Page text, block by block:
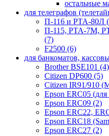
остальные
для телеграфов
П-116 и РТА-80Л
П-115, РТА-7М,
(7)
F2500 (6)
для банкоматов,
Brother BSE101 (4)
Citizen DP600 (5)
Citizen IR91/910
Epson ERC05
Epson ERC09 (2)
Epson ERC22,
Epson ERC18
Epson ERC27 (2)